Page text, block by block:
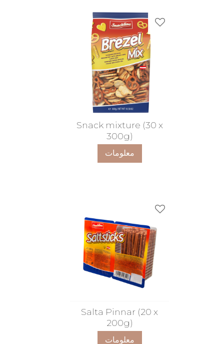
Snack mixture (30 x
300g)
إلى المفضلات
معلومات
Salta Pinnar (20 x
200g)
إلى المفضلات
معلومات